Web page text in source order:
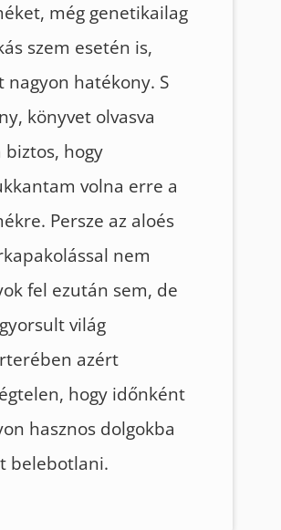
még genetikailag
szem esetén is,
nagyon hatékony. S
könyvet olvasva
biztos, hogy
volna erre a
Persze az aloés
nem
fel ezután sem, de
világ
azért
hogy időnként
hasznos dolgokba
belebotlani.